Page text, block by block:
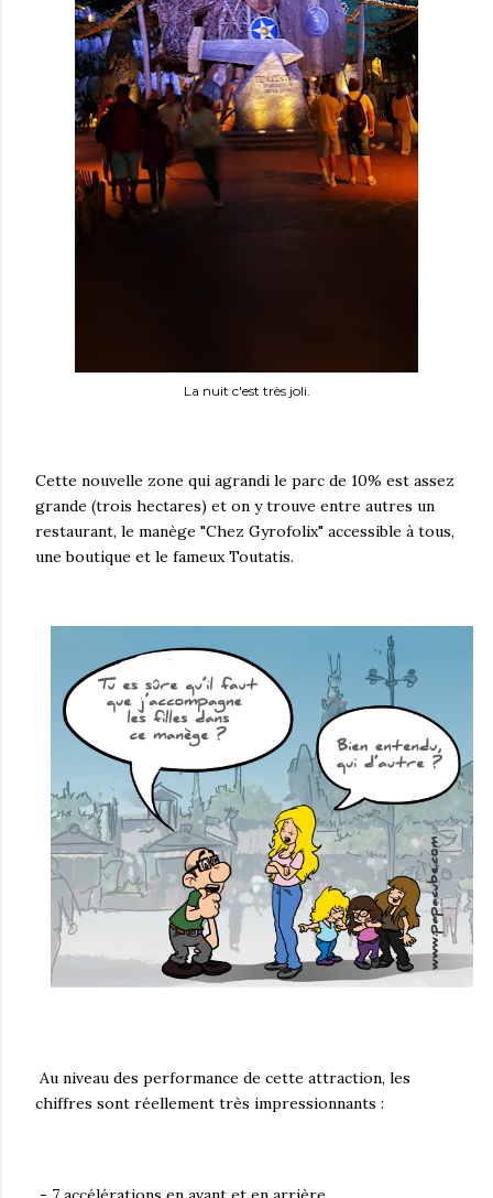
La nuit c'est très joli.
Cette nouvelle zone qui agrandi le parc de 10% est assez
grande (trois hectares) et on y trouve entre autres un
restaurant, le manège "Chez Gyrofolix" accessible à tous,
une boutique et le fameux Toutatis.
Au niveau des performance de cette attraction, les
chiffres sont réellement très impressionnants :